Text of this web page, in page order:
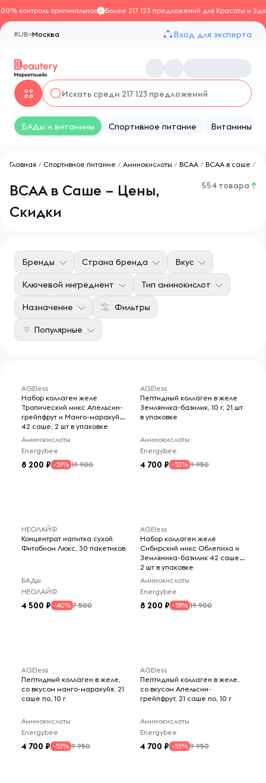
контроль оригинальностиБолее 217 123 предложений для Красоты и
Москва
RUB Вход для эксперта
БАДы и витамины Спортивное питание Витамины
Главная / Спортивное питание / Аминокислоты / BCAA / BCAA в саше /
ВСАА в Саше – Цены,
Скидки
554 товара ↑
Фильтры
Бренды Страна бренда Вкус
Ключевой ингредиент Тип аминокислот
Назначение
Популярные
AGEless
Набор коллаген желе
Тропический микс Апельсин-
грейпфрут и Манго-маракуйя
42 саше, 2 шт в упаковке
Аминокислоты
Energybee
8 200 -59% 19 900
AGEless
Пептидный коллаген в желе
Земляника-базилик, 10 г, 21 шт
в упаковке
Аминокислоты
Energybee
4 700 -53% 9 950
НЕОЛАЙФ
Концентрат напитка сухой
Фитобиом Люкс, 30 пакетиков
БАДы
НЕОЛАЙФ
4 500 -40% 7 500
AGEless
Набор коллаген желе
Сибирский микс Облепиха и
Земляника-базилик 42 саше,
2 шт в упаковке
Аминокислоты
Energybee
8 200 -59% 19 900
AGEless
Пептидный коллаген в желе,
со вкусом манго-маракуйя, 21
саше по, 10 г
Аминокислоты
Energybee
4 700 -53% 9 950
AGEless
Пептидный коллаген в желе,
со вкусом Апельсин-
грейпфрут, 21 саше по, 10 г
Аминокислоты
Energybee
4 700 -53% 9 950